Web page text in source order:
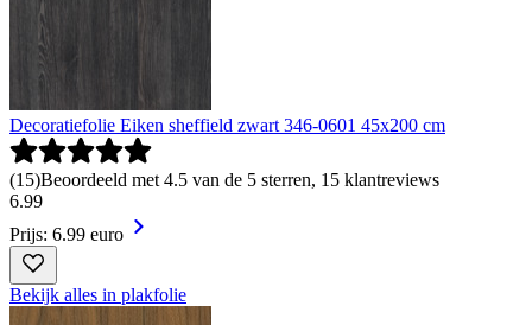
Decoratiefolie Eiken sheffield zwart 346-0601 45x200 cm
(15)Beoordeeld met 4.5 van de 5 sterren, 15 klantreviews
6.99
Prijs: 6.99 euro
Bekijk alles in plakfolie